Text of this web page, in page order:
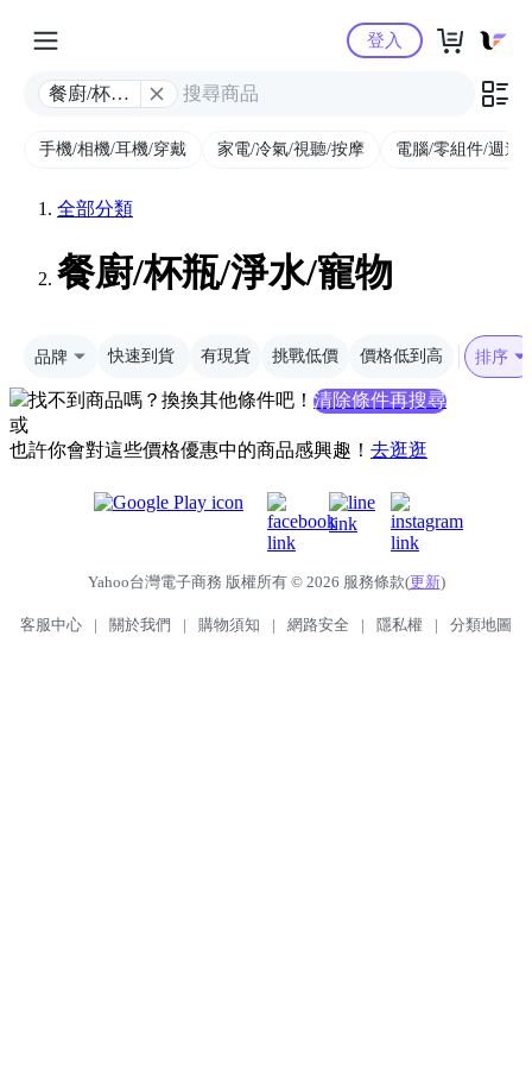
Yahoo購物中心
餐廚/杯瓶/
登入
手機/相機/耳機/穿戴 家電/冷氣/視聽/按摩 電腦/零組件/週邊/
全部分類
餐廚/杯瓶/淨水/寵物
品牌 快速到貨 有現貨 挑戰低價 價格低到高 排序
找不到商品嗎？換換其他條件吧！ 清除條件再搜尋
或
也許你會對這些價格優惠中的商品感興趣！ 去逛逛
Yahoo台灣電子商務 版權所有 © 2026 服務條款(更新)
客服中心 | 關於我們 | 購物須知 | 網路安全 | 隱私權 | 分類地圖